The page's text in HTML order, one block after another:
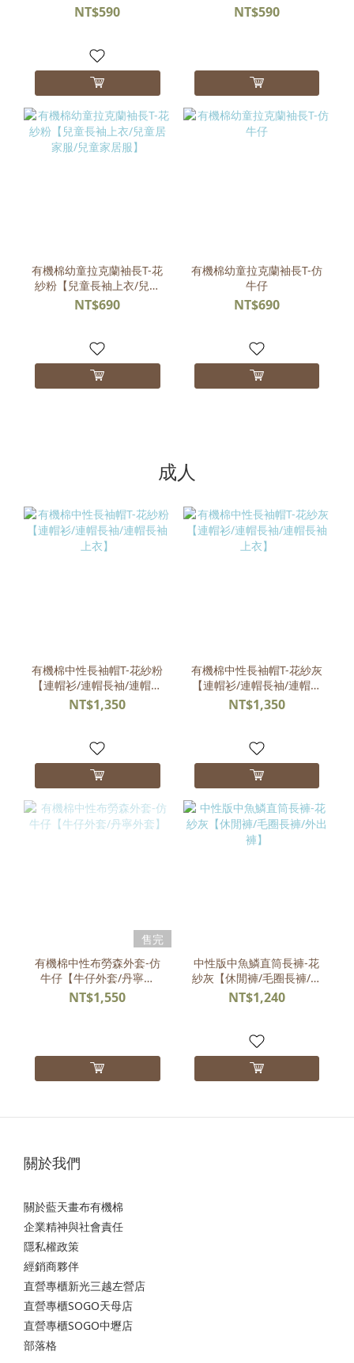
童休閒褲】
NT$590 童休閒褲】
NT$590
有機棉幼童拉克蘭袖長T-花
紗粉【兒童長袖上衣/兒童
居家服/兒童家居服】
NT$690
有機棉幼童拉克蘭袖長T-仿
牛仔
NT$690
成人
有機棉中性長袖帽T-花紗粉
【連帽衫/連帽長袖/連帽長
袖上衣】
NT$1,350
有機棉中性長袖帽T-花紗灰
【連帽衫/連帽長袖/連帽長
袖上衣】
NT$1,350
售完
有機棉中性布勞森外套-仿
牛仔【牛仔外套/丹寧外
套】
NT$1,550
中性版中魚鱗直筒長褲-花
紗灰【休閒褲/毛圈長褲/外
出褲】
NT$1,240
關於我們
關於藍天畫布有機棉
企業精神與社會責任
隱私權政策
經銷商夥伴
直營專櫃新光三越左營店
直營專櫃SOGO天母店
直營專櫃SOGO中壢店
部落格